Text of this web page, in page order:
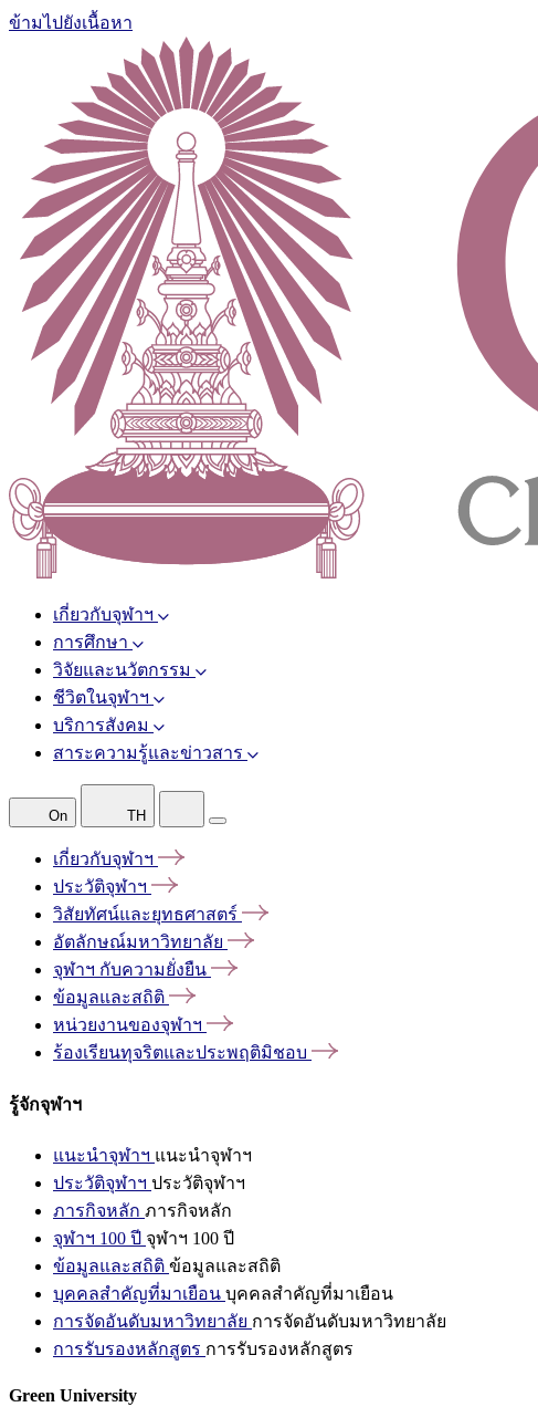
ข้ามไปยังเนื้อหา
เกี่ยวกับจุฬาฯ
การศึกษา
วิจัยและนวัตกรรม
ชีวิตในจุฬาฯ
บริการสังคม
สาระความรู้และข่าวสาร
On TH
เกี่ยวกับจุฬาฯ
ประวัติจุฬาฯ
วิสัยทัศน์และยุทธศาสตร์
อัตลักษณ์มหาวิทยาลัย
จุฬาฯ กับความยั่งยืน
ข้อมูลและสถิติ
หน่วยงานของจุฬาฯ
ร้องเรียนทุจริตและประพฤติมิชอบ
รู้จักจุฬาฯ
แนะนำจุฬาฯ แนะนำจุฬาฯ
ประวัติจุฬาฯ ประวัติจุฬาฯ
ภารกิจหลัก ภารกิจหลัก
จุฬาฯ 100 ปี จุฬาฯ 100 ปี
ข้อมูลและสถิติ ข้อมูลและสถิติ
บุคคลสำคัญที่มาเยือน บุคคลสำคัญที่มาเยือน
การจัดอันดับมหาวิทยาลัย การจัดอันดับมหาวิทยาลัย
การรับรองหลักสูตร การรับรองหลักสูตร
Green University